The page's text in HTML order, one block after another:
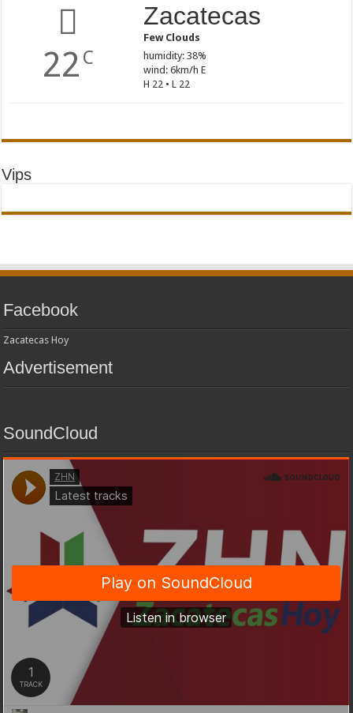
22 C
Zacatecas
Few Clouds
humidity: 38%
wind: 6km/h E
H 22 • L 22
Vips
Facebook
Zacatecas Hoy
Advertisement
SoundCloud